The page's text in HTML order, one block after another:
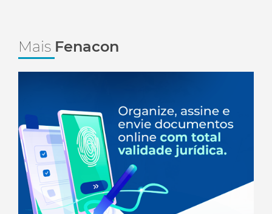
Mais Fenacon